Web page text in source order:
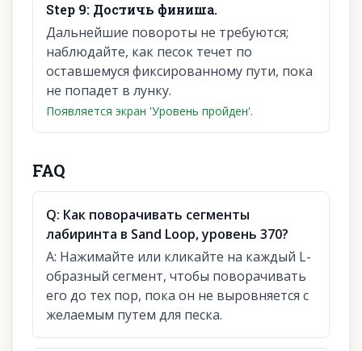
Step 9: Достичь финиша.
Дальнейшие повороты не требуются;
наблюдайте, как песок течет по
оставшемуся фиксированному пути, пока
не попадет в лунку.
Появляется экран 'Уровень пройден'.
FAQ
Q: Как поворачивать сегменты
лабиринта в Sand Loop, уровень 370?
A: Нажимайте или кликайте на каждый L-
образный сегмент, чтобы поворачивать
его до тех пор, пока он не выровняется с
желаемым путем для песка.